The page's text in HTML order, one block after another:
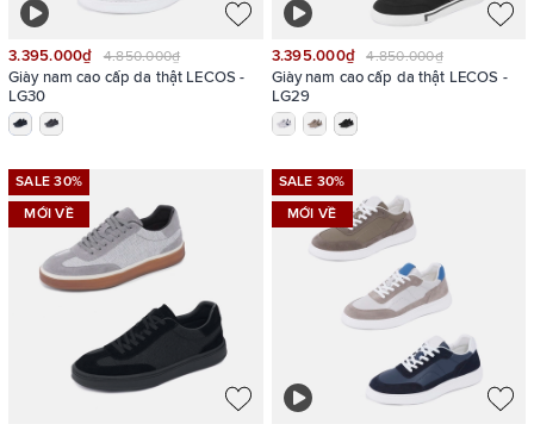
3.395.000₫ 4.850.000₫
Giày nam cao cấp da thật LECOS -
LG30
3.395.000₫ 4.850.000₫
Giày nam cao cấp da thật LECOS -
LG29
SALE 30%
MỚI VỀ
SALE 30%
MỚI VỀ